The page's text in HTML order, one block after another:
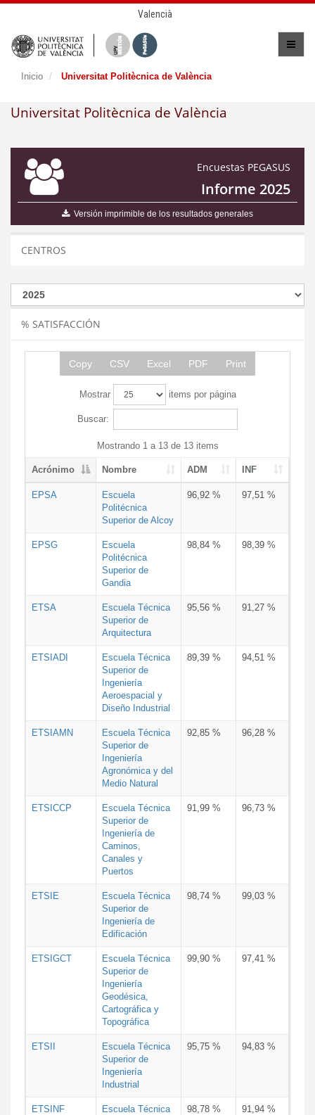
Valencià
Inicio Universitat Politècnica de València
Universitat Politècnica de València
Encuestas PEGASUS
Informe 2025
Versión imprimible de los resultados generales
CENTROS
% SATISFACCIÓN
Copy CSV Excel PDF Print
Mostrar items por página
Buscar:
Mostrando 1 a 13 de 13 items
Acrónimo Nombre ADM INF
EPSA
Escuela
Politécnica
Superior de Alcoy
96,92 % 97,51 %
EPSG
Escuela
Politécnica
Superior de
Gandia
98,84 % 98,39 %
ETSA
Escuela Técnica
Superior de
Arquitectura
95,56 % 91,27 %
ETSIADI
Escuela Técnica
Superior de
Ingeniería
Aeroespacial y
Diseño Industrial
89,39 % 94,51 %
ETSIAMN
Escuela Técnica
Superior de
Ingeniería
Agronómica y del
Medio Natural
92,85 % 96,28 %
ETSICCP
Escuela Técnica
Superior de
Ingeniería de
Caminos,
Canales y
Puertos
91,99 % 96,73 %
ETSIE
Escuela Técnica
Superior de
Ingeniería de
Edificación
98,74 % 99,03 %
ETSIGCT
Escuela Técnica
Superior de
Ingeniería
Geodésica,
Cartográfica y
Topográfica
99,90 % 97,41 %
ETSII
Escuela Técnica
Superior de
Ingeniería
Industrial
95,75 % 94,83 %
ETSINF
Escuela Técnica
98,78 % 91,94 %